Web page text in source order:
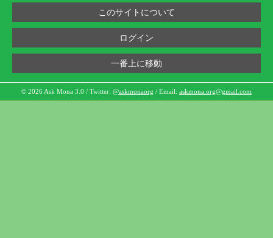
このサイトについて
ログイン
一番上に移動
© 2026 Ask Mona 3.0 / Twitter: @askmonaorg / Email: askmona.org@gmail.com